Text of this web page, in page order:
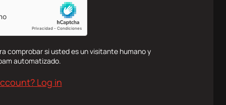
comprobar si usted es un visitante humano y
automatizado.
Log in